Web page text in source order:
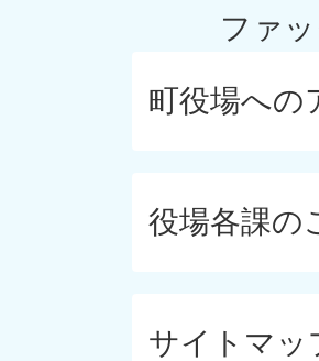
ファッ
町役場への
役場各課の
サイトマッ